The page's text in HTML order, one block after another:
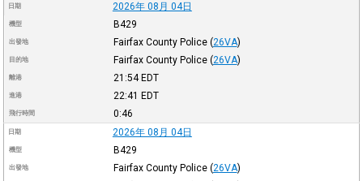
日期 2026年 08月 04日
機型 B429
出發地 Fairfax County Police (26VA)
目的地 Fairfax County Police (26VA)
離港 21:54 EDT
進港 22:41 EDT
飛行時間 0:46
日期 2026年 08月 04日
機型 B429
出發地 Fairfax County Police (26VA)